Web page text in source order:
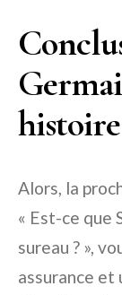
Alors, la
« Est-ce que
sureau ? »,
assurance et